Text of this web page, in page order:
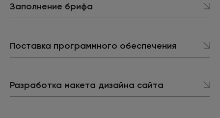
Заполнение брифа
Поставка программного обеспечения
Разработка макета дизайна сайта